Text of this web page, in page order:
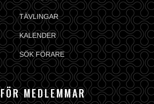
TÄVLINGAR
KALENDER
SÖK FÖRARE
FÖR MEDLEMMAR